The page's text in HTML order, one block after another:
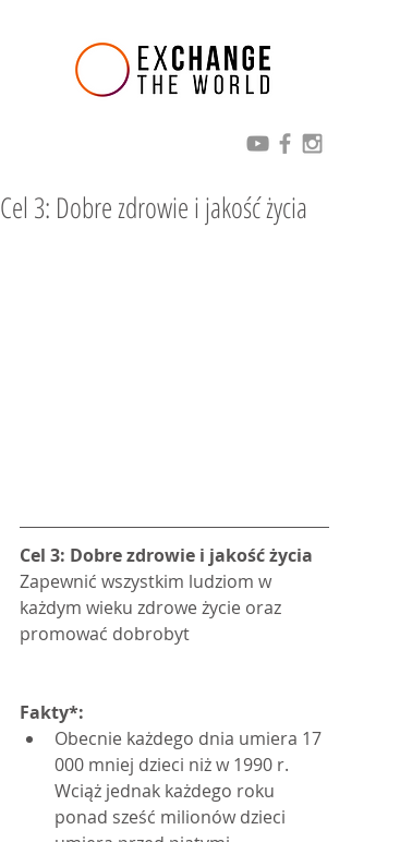
Cel 3: Dobre zdrowie i jakość życia
Cel 3: Dobre zdrowie i jakość życia
Zapewnić wszystkim ludziom w
każdym wieku zdrowe życie oraz
promować dobrobyt
Fakty*:
Obecnie każdego dnia umiera 17
000 mniej dzieci niż w 1990 r.
Wciąż jednak każdego roku
ponad sześć milionów dzieci